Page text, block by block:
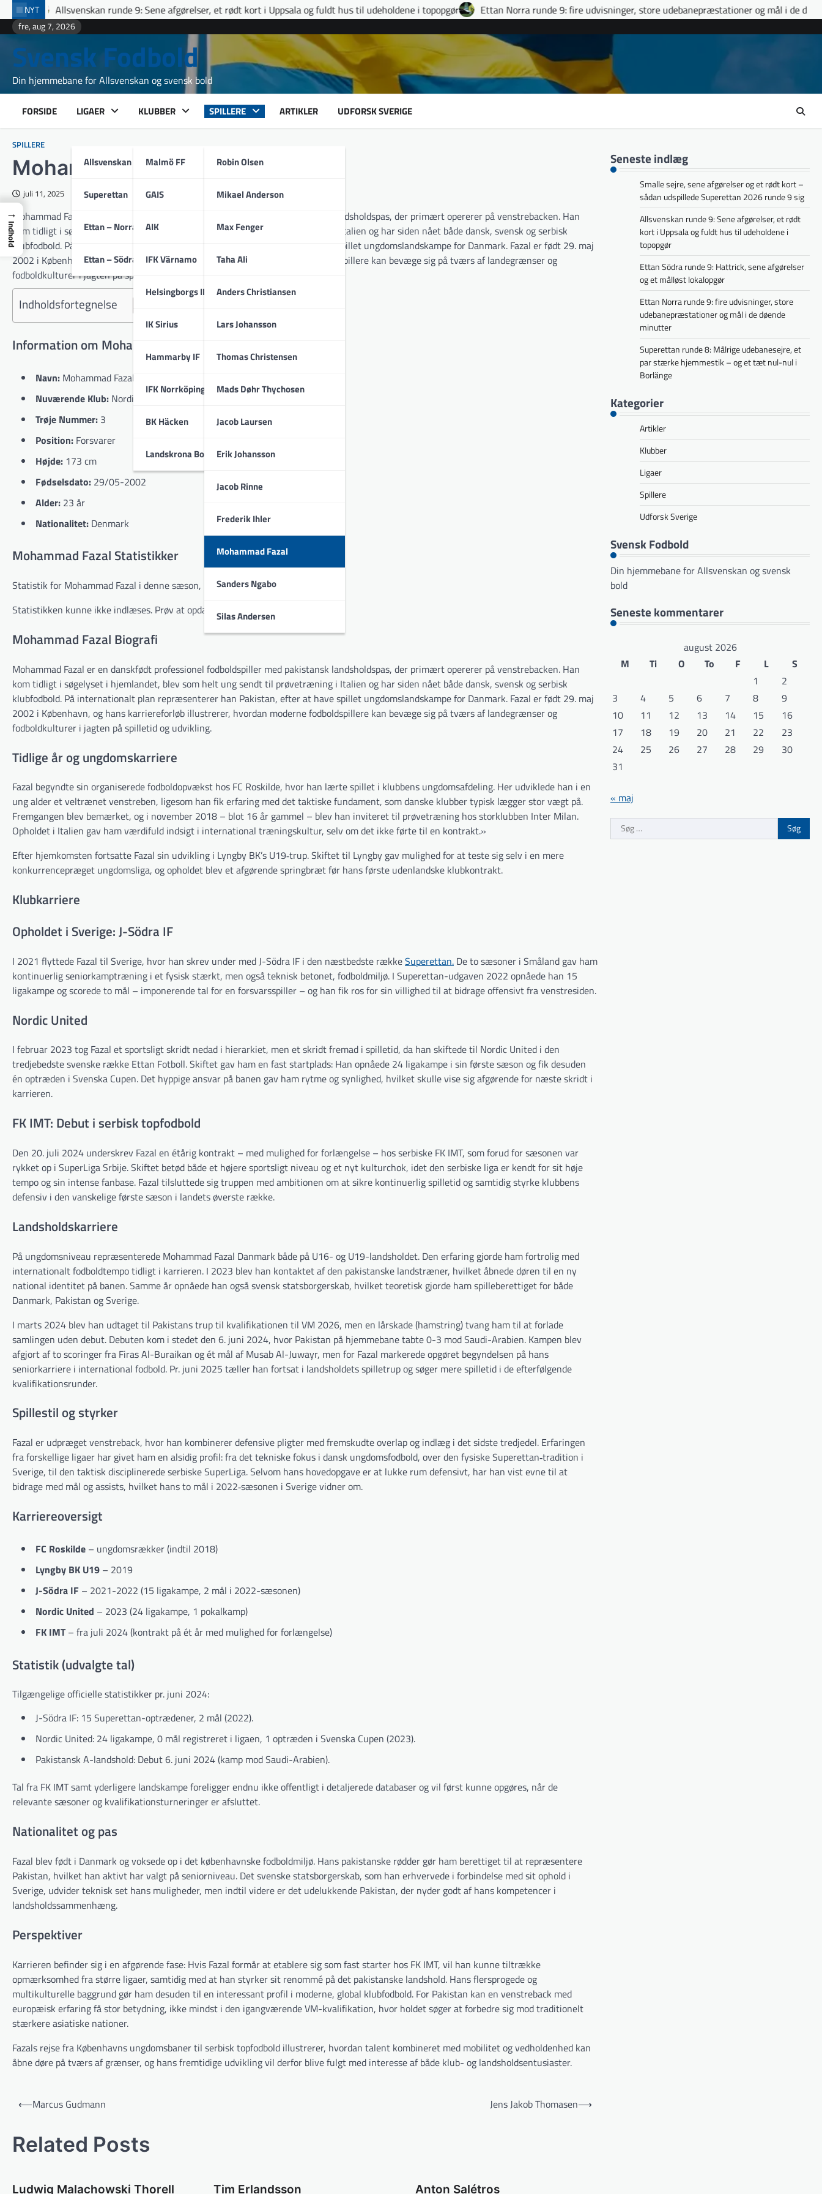
Skip
to
content
NYT
runde 9: Sene afgørelser, et rødt kort i Uppsala og fuldt hus til udeholdene i topopgør Ettan Norra runde 9: fire udvisninger, store udebanepræstationer og mål i de døende minutter
fre, aug 7, 2026
Svensk Fodbold
Din hjemmebane for Allsvenskan og svensk bold
FORSIDE LIGAER
Allsvenskan
Superettan
Ettan – Norra
Ettan – Södra
KLUBBER
Malmö FF
GAIS
AIK
IFK Värnamo
Helsingborgs IF
IK Sirius
Hammarby IF
IFK Norrköping
BK Häcken
Landskrona BoIS
SPILLERE
Robin Olsen
Mikael Anderson
Max Fenger
Taha Ali
Anders Christiansen
Lars Johansson
Thomas Christensen
Mads Døhr Thychosen
Jacob Laursen
Erik Johansson
Jacob Rinne
Frederik Ihler
Mohammad Fazal
Sanders Ngabo
Silas Andersen
ARTIKLER UDFORSK SVERIGE
SPILLERE
Mohammad Fazal
juli 11, 2025
Mohammad Fazal er en danskfødt professionel fodboldspiller med pakistansk landsholdspas, der primært opererer på venstrebacken. Han
kom tidligt i søgelyset i hjemlandet, blev som helt ung sendt til prøvetræning i Italien og har siden nået både dansk, svensk og serbisk
klubfodbold. På internationalt plan repræsenterer han Pakistan, efter at have spillet ungdomslandskampe for Danmark. Fazal er født 29. maj
2002 i København, og hans karriereforløb illustrerer, hvordan moderne fodboldspillere kan bevæge sig på tværs af landegrænser og
fodboldkulturer i jagten på spilletid og udvikling.
Indholdsfortegnelse
Information om Mohammad Fazal
Navn: Mohammad Fazal
Nuværende Klub: Nordic United FC
Trøje Nummer: 3
Position: Forsvarer
Højde: 173 cm
Fødselsdato: 29/05-2002
Alder: 23 år
Nationalitet: Denmark
Mohammad Fazal Statistikker
Statistik for Mohammad Fazal i denne sæson, på tværs af alle turneringer:
Statistikken kunne ikke indlæses. Prøv at opdatere siden.
Mohammad Fazal Biografi
Mohammad Fazal er en danskfødt professionel fodboldspiller med pakistansk landsholdspas, der primært opererer på venstrebacken. Han
kom tidligt i søgelyset i hjemlandet, blev som helt ung sendt til prøvetræning i Italien og har siden nået både dansk, svensk og serbisk
klubfodbold. På internationalt plan repræsenterer han Pakistan, efter at have spillet ungdomslandskampe for Danmark. Fazal er født 29. maj
2002 i København, og hans karriereforløb illustrerer, hvordan moderne fodboldspillere kan bevæge sig på tværs af landegrænser og
fodboldkulturer i jagten på spilletid og udvikling.
Tidlige år og ungdomskarriere
Fazal begyndte sin organiserede fodboldopvækst hos FC Roskilde, hvor han lærte spillet i klubbens ungdomsafdeling. Her udviklede han i en
ung alder et veltrænet venstreben, ligesom han fik erfaring med det taktiske fundament, som danske klubber typisk lægger stor vægt på.
Fremgangen blev bemærket, og i november 2018 – blot 16 år gammel – blev han inviteret til prøvetræning hos storklubben Inter Milan.
Opholdet i Italien gav ham værdifuld indsigt i international træningskultur, selv om det ikke førte til en kontrakt.»
Efter hjemkomsten fortsatte Fazal sin udvikling i Lyngby BK’s U19‐trup. Skiftet til Lyngby gav mulighed for at teste sig selv i en mere
konkurrencepræget ungdomsliga, og opholdet blev et afgørende springbræt før hans første udenlandske klubkontrakt.
Klubkarriere
Opholdet i Sverige: J-Södra IF
I 2021 flyttede Fazal til Sverige, hvor han skrev under med J-Södra IF i den næstbedste rækkeSuperettan. De to sæsoner i Småland gav ham
kontinuerlig seniorkamptræning i et fysisk stærkt, men også teknisk betonet, fodboldmiljø. I Superettan-udgaven 2022 opnåede han 15
ligakampe og scorede to mål – imponerende tal for en forsvarsspiller – og han fik ros for sin villighed til at bidrage offensivt fra venstresiden.
Nordic United
I februar 2023 tog Fazal et sportsligt skridt nedad i hierarkiet, men et skridt fremad i spilletid, da han skiftede til Nordic United i den
tredjebedste svenske række Ettan Fotboll. Skiftet gav ham en fast startplads: Han opnåede 24 ligakampe i sin første sæson og fik desuden
én optræden i Svenska Cupen. Det hyppige ansvar på banen gav ham rytme og synlighed, hvilket skulle vise sig afgørende for næste skridt i
karrieren.
FK IMT: Debut i serbisk topfodbold
Den 20. juli 2024 underskrev Fazal en étårig kontrakt – med mulighed for forlængelse – hos serbiske FK IMT, som forud for sæsonen var
rykket op i SuperLiga Srbije. Skiftet betød både et højere sportsligt niveau og et nyt kulturchok, idet den serbiske liga er kendt for sit høje
tempo og sin intense fanbase. Fazal tilsluttede sig truppen med ambitionen om at sikre kontinuerlig spilletid og samtidig styrke klubbens
defensiv i den vanskelige første sæson i landets øverste række.
Lands­holds­karriere
På ungdomsniveau repræsenterede Mohammad Fazal Danmark både på U16- og U19-landsholdet. Den erfaring gjorde ham fortrolig med
internationalt fodboldtempo tidligt i karrieren. I 2023 blev han kontaktet af den pakistanske landstræner, hvilket åbnede døren til en ny
national identitet på banen. Samme år opnåede han også svensk statsborgerskab, hvilket teoretisk gjorde ham spilleberettiget for både
Danmark, Pakistan og Sverige.
I marts 2024 blev han udtaget til Pakistans trup til kvalifikationen til VM 2026, men en lårskade (hamstring) tvang ham til at forlade
samlingen uden debut. Debuten kom i stedet den 6. juni 2024, hvor Pakistan på hjemmebane tabte 0-3 mod Saudi-Arabien. Kampen blev
afgjort af to scoringer fra Firas Al-Buraikan og ét mål af Musab Al-Juwayr, men for Fazal markerede opgøret begyndelsen på hans
seniorkarriere i international fodbold. Pr. juni 2025 tæller han fortsat i landsholdets spilletrup og søger mere spilletid i de efterfølgende
kvalifikationsrunder.
Spillestil og styrker
Fazal er udpræget venstreback, hvor han kombinerer defensive pligter med fremskudte overlap og indlæg i det sidste tredjedel. Erfaringen
fra forskellige ligaer har givet ham en alsidig profil: fra det tekniske fokus i dansk ungdomsfodbold, over den fysiske Superettan‐tradition i
Sverige, til den taktisk disciplinerede serbiske SuperLiga. Selvom hans hovedopgave er at lukke rum defensivt, har han vist evne til at
bidrage med mål og assists, hvilket hans to mål i 2022‐sæsonen i Sverige vidner om.
Karriereoversigt
FC Roskilde – ungdomsrækker (indtil 2018)
Lyngby BK U19 – 2019
J-Södra IF – 2021-2022 (15 ligakampe, 2 mål i 2022-sæsonen)
Nordic United – 2023 (24 ligakampe, 1 pokalkamp)
FK IMT– fra juli 2024 (kontrakt på ét år med mulighed for forlængelse)
Statistik (udvalgte tal)
Tilgængelige officielle statistikker pr. juni 2024:
J-Södra IF: 15 Superettan-optrædener, 2 mål (2022).
Nordic United: 24 ligakampe, 0 mål registreret i ligaen, 1 optræden i Svenska Cupen (2023).
Pakistansk A-landshold: Debut 6. juni 2024 (kamp mod Saudi-Arabien).
Tal fra FK IMT samt yderligere landskampe foreligger endnu ikke offentligt i detaljerede databaser og vil først kunne opgøres, når de
relevante sæsoner og kvalifikationsturneringer er afsluttet.
Nationalitet og pas
Fazal blev født i Danmark og voksede op i det københavnske fodboldmiljø. Hans pakistanske rødder gør ham berettiget til at repræsentere
Pakistan, hvilket han aktivt har valgt på seniorniveau. Det svenske statsborgerskab, som han erhvervede i forbindelse med sit ophold i
Sverige, udvider teknisk set hans muligheder, men indtil videre er det udelukkende Pakistan, der nyder godt af hans kompetencer i
landsholdssammenhæng.
Perspektiver
Karrieren befinder sig i en afgørende fase: Hvis Fazal formår at etablere sig som fast starter hos FK IMT, vil han kunne tiltrække
opmærksomhed fra større ligaer, samtidig med at han styrker sit renommé på det pakistanske landshold. Hans flersprogede og
multikulturelle baggrund gør ham desuden til en interessant profil i moderne, global klubfodbold. For Pakistan kan en venstreback med
europæisk erfaring få stor betydning, ikke mindst i den igangværende VM-kvalifikation, hvor holdet søger at forbedre sig mod traditionelt
stærkere asiatiske nationer.
Fazals rejse fra Københavns ungdomsbaner til serbisk topfodbold illustrerer, hvordan talent kombineret med mobilitet og vedholdenhed kan
åbne døre på tværs af grænser, og hans fremtidige udvikling vil derfor blive fulgt med interesse af både klub- og landsholdsentusiaster.
Indlægsnavigation
⟵Marcus Gudmann Jens Jakob Thomasen⟶
Related Posts
Ludwig Malachowski Thorell Tim Erlandsson Anton Salétros
Seneste indlæg
Smalle sejre, sene afgørelser og et rødt kort –
sådan udspillede Superettan 2026 runde 9 sig
Allsvenskan runde 9: Sene afgørelser, et rødt
kort i Uppsala og fuldt hus til udeholdene i
topopgør
Ettan Södra runde 9: Hattrick, sene afgørelser
og et målløst lokalopgør
Ettan Norra runde 9: fire udvisninger, store
udebanepræstationer og mål i de døende
minutter
Superettan runde 8: Målrige udebanesejre, et
par stærke hjemmestik – og et tæt nul-nul i
Borlänge
Kategorier
Artikler
Klubber
Ligaer
Spillere
Udforsk Sverige
Svensk Fodbold
Din hjemmebane for Allsvenskan og svensk
bold
Seneste kommentarer
august 2026
M
Ti O To F L
S
1
2
3
4 5 6 7 8
9
10
11 12 13 14 15
16
17
18 19 20 21 22
23
24
25 26 27 28 29
30
31
« maj
Søg
efter:
→
Indhold